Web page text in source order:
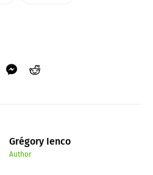
Grégory Ienco
Author